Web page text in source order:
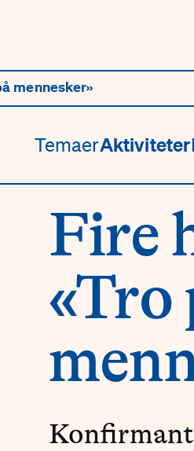
mennesker»
TemaerAktiviteter
Fire
«Tro